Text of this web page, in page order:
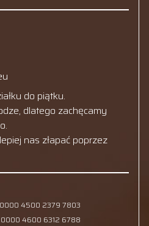
do piątku.
dlatego zachęcamy
nas złapać poprzez
4500 2379 7803
4600 6312 6788